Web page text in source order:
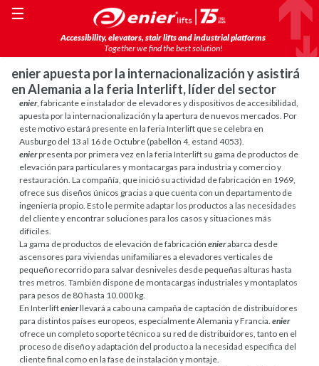
Accessibility, elevators, stair lifts and industrial platforms
Together we find the best solution!
☰
enier apuesta por la internacionalización y asistirá
en Alemania a la feria Interlift, líder del sector
enier, fabricante e instalador de elevadores y dispositivos de accesibilidad,
apuesta por la internacionalización y la apertura de nuevos mercados. Por
este motivo estará presente en la feria Interlift que se celebra en
Ausburgo del 13 al 16 de Octubre (pabellón 4, estand 4053).
enierpresenta por primera vez en la feria Interlift su gama de productos de
elevación para particulares y montacargas para industria y comercio y
restauración. La compañía, que inició su actividad de fabricación en 1969,
ofrece sus diseños únicos gracias a que cuenta con un departamento de
ingeniería propio. Esto le permite adaptar los productos a las necesidades
del cliente y encontrar soluciones para los casos y situaciones más
difíciles.
La gama de productos de elevación de fabricaciónenierabarca desde
ascensores para viviendas unifamiliares a elevadores verticales de
pequeño recorrido para salvar desniveles desde pequeñas alturas hasta
tres metros. También dispone de montacargas industriales y montaplatos
para pesos de 80 hasta 10.000 kg.
En Interliftenierllevará a cabo una campaña de captación de distribuidores
para distintos países europeos, especialmente Alemania y Francia.enier
ofrece un completo soporte técnico a su red de distribuidores, tanto en el
proceso de diseño y adaptación del producto a la necesidad específica del
cliente final como en la fase de instalación y montaje.